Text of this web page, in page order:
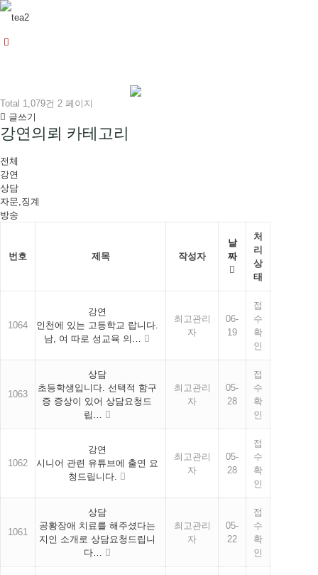
Total 1,079건 2 페이지
글쓰기
강연의뢰 카테고리
전체
강연
상담
자문,징계
방송
번호 제목 작성자
날
짜
처
리
상
태
1064
강연
인천에 있는 고등학교 랍니다.
남, 여 따로 성교육 의…
최고관리
자
06-
19
접
수
확
인
1063
상담
초등학생입니다. 선택적 함구
증 증상이 있어 상담요청드
립…
최고관리
자
05-
28
접
수
확
인
1062
강연
시니어 관련 유튜브에 출연 요
청드립니다.
최고관리
자
05-
28
접
수
확
인
1061
상담
공황장애 치료를 해주셨다는
지인 소개로 상담요청드립니
다…
최고관리
자
05-
22
접
수
확
인